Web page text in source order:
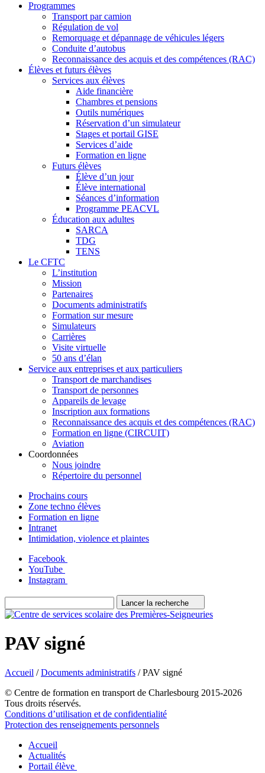
Programmes
Transport par camion
Régulation de vol
Remorquage et dépannage de véhicules légers
Conduite d’autobus
Reconnaissance des acquis et des compétences (RAC)
Élèves et futurs élèves
Services aux élèves
Aide financière
Chambres et pensions
Outils numériques
Réservation d’un simulateur
Stages et portail GISE
Services d’aide
Formation en ligne
Futurs élèves
Élève d’un jour
Élève international
Séances d’information
Programme PEACVL
Éducation aux adultes
SARCA
TDG
TENS
Le CFTC
L’institution
Mission
Partenaires
Documents administratifs
Formation sur mesure
Simulateurs
Carrières
Visite virtuelle
50 ans d’élan
Service aux entreprises et aux particuliers
Transport de marchandises
Transport de personnes
Appareils de levage
Inscription aux formations
Reconnaissance des acquis et des compétences (RAC)
Formation en ligne (CIRCUIT)
Aviation
Coordonnées
Nous joindre
Répertoire du personnel
Prochains cours
Zone techno élèves
Formation en ligne
Intranet
Intimidation, violence et plaintes
Facebook
YouTube
Instagram
Lancer la recherche
PAV signé
Accueil /Documents administratifs /PAV signé
© Centre de formation en transport de Charlesbourg 2015-2026
Tous droits réservés.
Conditions d’utilisation et de confidentialité
Protection des renseignements personnels
Accueil
Actualités
Portail élève